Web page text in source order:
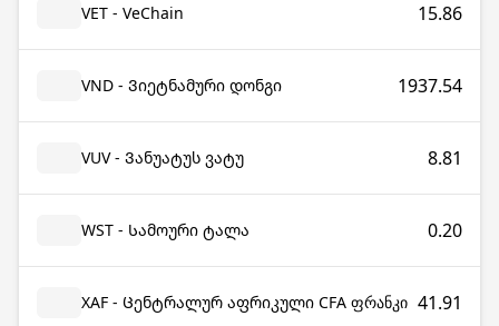
VET - VeChain 15.86
VND - Ვიეტნამური დონგი 1937.54
VUV - Ვანუატუს ვატუ 8.81
WST - Სამოური ტალა 0.20
XAF - Ცენტრალურ აფრიკული CFA ფრანკი 41.91